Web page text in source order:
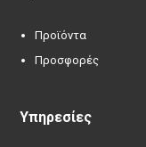
Προϊόντα
Προσφορές
Υπηρεσίες